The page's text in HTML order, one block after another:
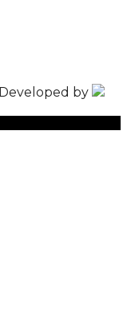
Developed by